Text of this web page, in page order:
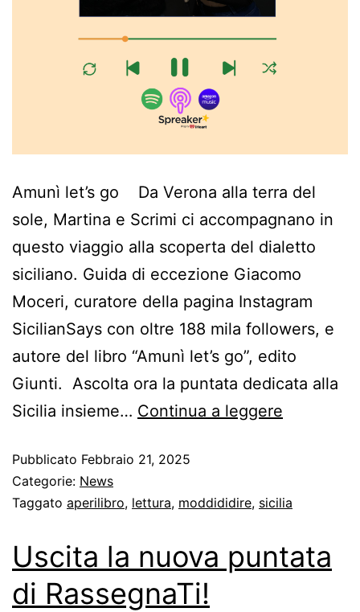
Amunì let’s go Da Verona alla terra del
sole, Martina e Scrimi ci accompagnano in
questo viaggio alla scoperta del dialetto
siciliano. Guida di eccezione Giacomo
Moceri, curatore della pagina Instagram
SicilianSays con oltre 188 mila followers, e
autore del libro “Amunì let’s go”, edito
Giunti. Ascolta ora la puntata dedicata alla
Sicilia insieme… Continua a leggere
Pubblicato Febbraio 21, 2025
Categorie: News
Taggato aperilibro, lettura, moddididire, sicilia
Uscita la nuova puntata
di RassegnaTi!